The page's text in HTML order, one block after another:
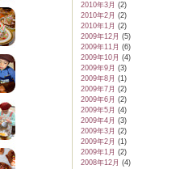
2010年3月 (2)
2010年2月 (2)
2010年1月 (2)
2009年12月 (5)
2009年11月 (6)
2009年10月 (4)
2009年9月 (3)
2009年8月 (1)
2009年7月 (2)
2009年6月 (2)
2009年5月 (4)
2009年4月 (3)
2009年3月 (2)
2009年2月 (1)
2009年1月 (2)
2008年12月 (4)